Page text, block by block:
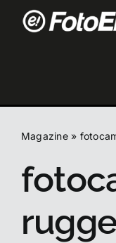
Fotografia
Magazine»